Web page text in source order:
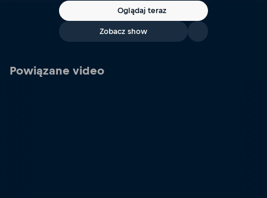
Oglądaj teraz
Zobacz show
Powiązane video